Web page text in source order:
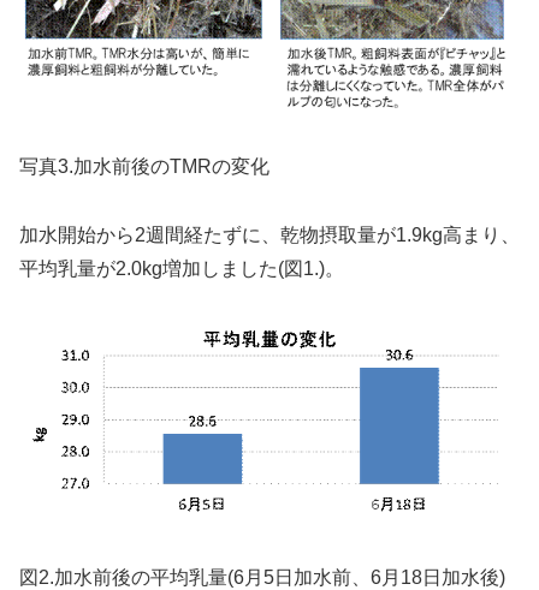
写真3.加水前後のTMRの変化
加水開始から2週間経たずに、乾物摂取量が1.9kg高まり、
平均乳量が2.0kg増加しました(図1.)。
図2.加水前後の平均乳量(6月5日加水前、6月18日加水後)